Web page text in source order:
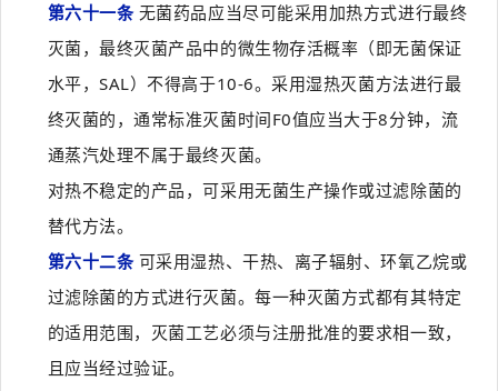
第六十一条 无菌药品应当尽可能采用加热方式进行最终
灭菌，最终灭菌产品中的微生物存活概率（即无菌保证
水平，SAL）不得高于10-6。采用湿热灭菌方法进行最
终灭菌的，通常标准灭菌时间F0值应当大于8分钟，流
通蒸汽处理不属于最终灭菌。
对热不稳定的产品，可采用无菌生产操作或过滤除菌的
替代方法。
第六十二条 可采用湿热、干热、离子辐射、环氧乙烷或
过滤除菌的方式进行灭菌。每一种灭菌方式都有其特定
的适用范围，灭菌工艺必须与注册批准的要求相一致，
且应当经过验证。